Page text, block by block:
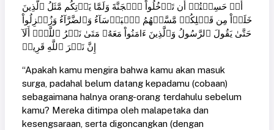
أَمۡ حَسِبۡتُمۡ أَن تَدۡخُلُواْ ٱلۡجَنَّةَ وَلَمَّا يَأۡتِكُم مَّثَلُ ٱلَّذِينَ
خَلَوۡاْ مِن قَبۡلِكُمۖ مَّسَّتۡهُمُ ٱلۡبَأۡسَآءُ وَٱلضَّرَّآءُ وَزُلۡزِلُواْ
حَتَّىٰ يَقُولَ ٱلرَّسُولُ وَٱلَّذِينَ ءَامَنُواْ مَعَهُۥ مَتَىٰ نَصۡرُ ٱللَّهِۗ أَلَآ
“Apakah kamu mengira bahwa kamu akan masuk
surga, padahal belum datang kepadamu (cobaan)
sebagaimana halnya orang-orang terdahulu sebelum
kamu? Mereka ditimpa oleh malapetaka dan
kesengsaraan, serta digoncangkan (dengan